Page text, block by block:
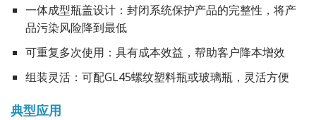
一体成型瓶盖设计：封闭系统保护产品的完整性，将产
品污染风险降到最低
可重复多次使用：具有成本效益，帮助客户降本增效
组装灵活：可配GL45螺纹塑料瓶或玻璃瓶，灵活方便
典型应用